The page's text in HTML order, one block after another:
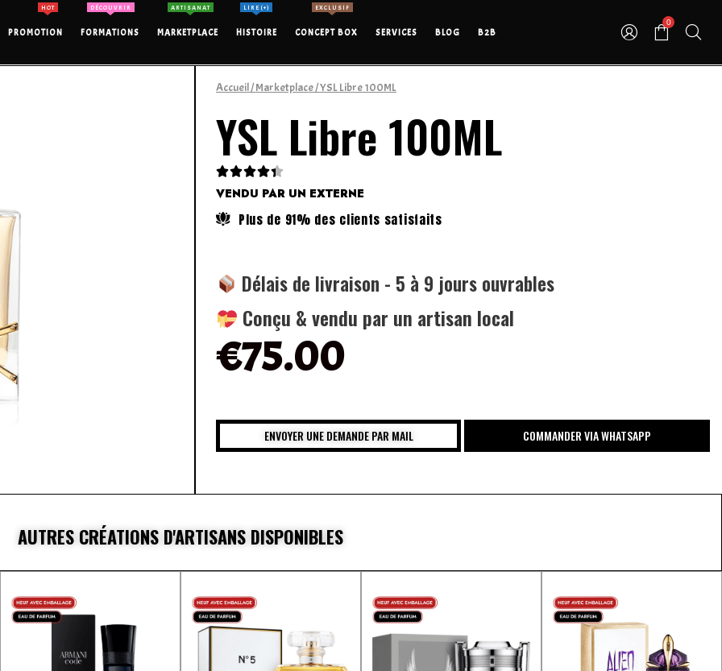
PROMOTION
HOT
FORMATIONS
DÉCOUVRIR
MARKETPLACE
ARTISANAT
HISTOIRE
LIRE (+)
CONCEPT BOX
EXCLUSIF
SERVICES BLOG B2B
0
Accueil/Marketplace/ YSL Libre 100ML
YSL Libre 100ML

VENDU PAR UN EXTERNE
Plus de 91% des clients satisfaits
Délais de livraison - 5 à 9 jours ouvrables
Conçu & vendu par un artisan local
€75.00
ENVOYER UNE DEMANDE PAR MAIL COMMANDER VIA WHATSAPP
AUTRES CRÉATIONS D'ARTISANS DISPONIBLES